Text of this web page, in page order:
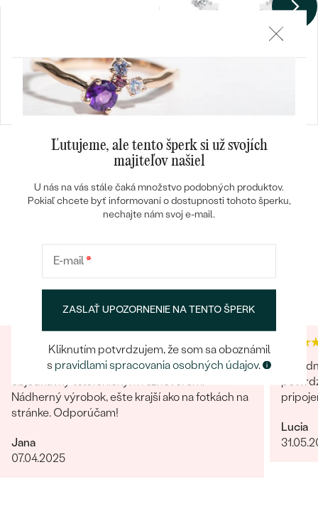
DRUH:
Lab-grown diamant
ROZMERY:
1.7 x 3.3 mm (0.05ct)
Marquise
ČISTOTA:
Vytvorený v laboratóriu
Briely
Malika
€ 198
Heuréka recenzie
4.9 4.9
Úžasný a profesionálny prístup - overenie
objednávky telefonickým rozhovorom.
Nádherný výrobok, ešte krajší ako na fotkách na
stránke. Odporúčam!
Jana
07.04.2025
Lucia
Ľutujeme, ale tento šperk si už svojích
majiteľov našiel
U nás na vás stále čaká množstvo podobných produktov.
Pokiaľ chcete byť informovaní o dostupnosti tohoto šperku,
nechajte nám svoj e-mail.
E-mail*
ZASLAŤ UPOZORNENIE NA TENTO ŠPERK
Kliknutím potvrdzujem, že som sa oboznámil
s pravidlami spracovania osobných údajov.